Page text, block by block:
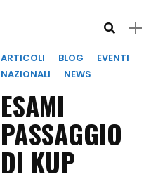
ARTICOLI BLOG
EVENTI
NAZIONALI
NEWS
ESAMI
PASSAGGIO
DI KUP